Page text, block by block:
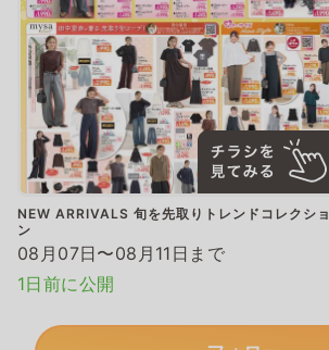
NEW ARRIVALS 旬を先取りトレンドコレクショ
ン
08月07日〜08月11日まで
1日前に公開